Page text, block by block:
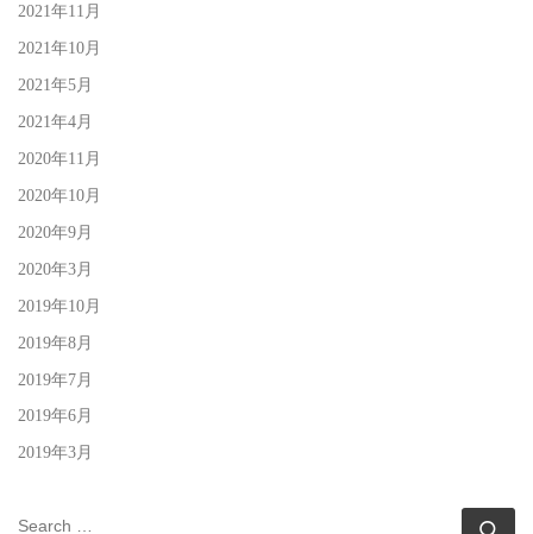
2021年11月
2021年10月
2021年5月
2021年4月
2020年11月
2020年10月
2020年9月
2020年3月
2019年10月
2019年8月
2019年7月
2019年6月
2019年3月
SEARCH